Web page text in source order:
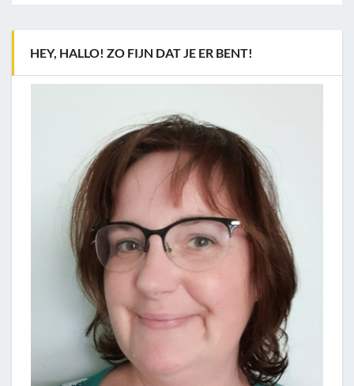
HEY, HALLO! ZO FIJN DAT JE ER BENT!